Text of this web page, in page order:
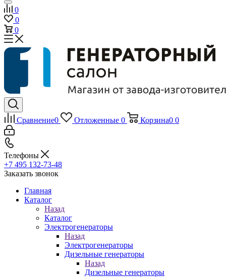
0
0
0
Сравнение0 Отложенные 0 Корзина0 0
Телефоны
+7 495 132-73-48
Заказать звонок
Главная
Каталог
Назад
Каталог
Электрогенераторы
Назад
Электрогенераторы
Дизельные генераторы
Назад
Дизельные генераторы